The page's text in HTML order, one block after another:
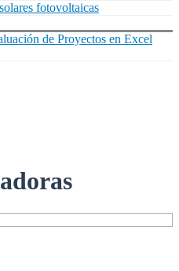
fotovoltaicas
de Proyectos en Excel